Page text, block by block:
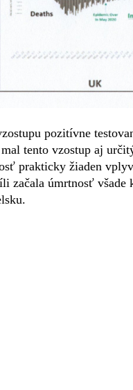
pozitívne
tento vzostup aj
prakticky žiaden
začala úmrtnosť